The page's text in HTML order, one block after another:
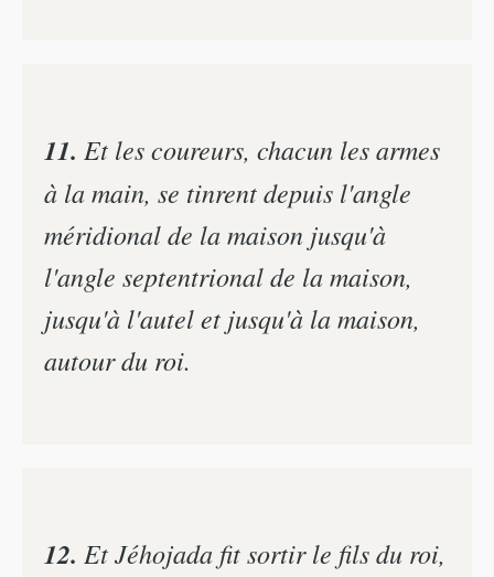
11. Et les coureurs, chacun les armes
à la main, se tinrent depuis l'angle
méridional de la maison jusqu'à
l'angle septentrional de la maison,
jusqu'à l'autel et jusqu'à la maison,
autour du roi.
12. Et Jéhojada fit sortir le fils du roi,